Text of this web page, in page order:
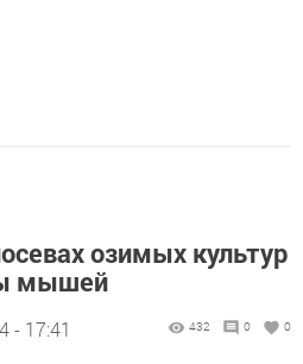
озимых культур
мышей
- 17:41 432 0 0